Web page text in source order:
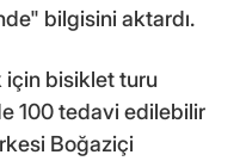
bilgisini aktardı.
için bisiklet turu
100 tedavi edilebilir
Boğaziçi